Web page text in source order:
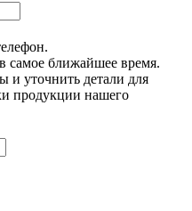
самое ближайшее время.
и уточнить детали для
продукции нашего